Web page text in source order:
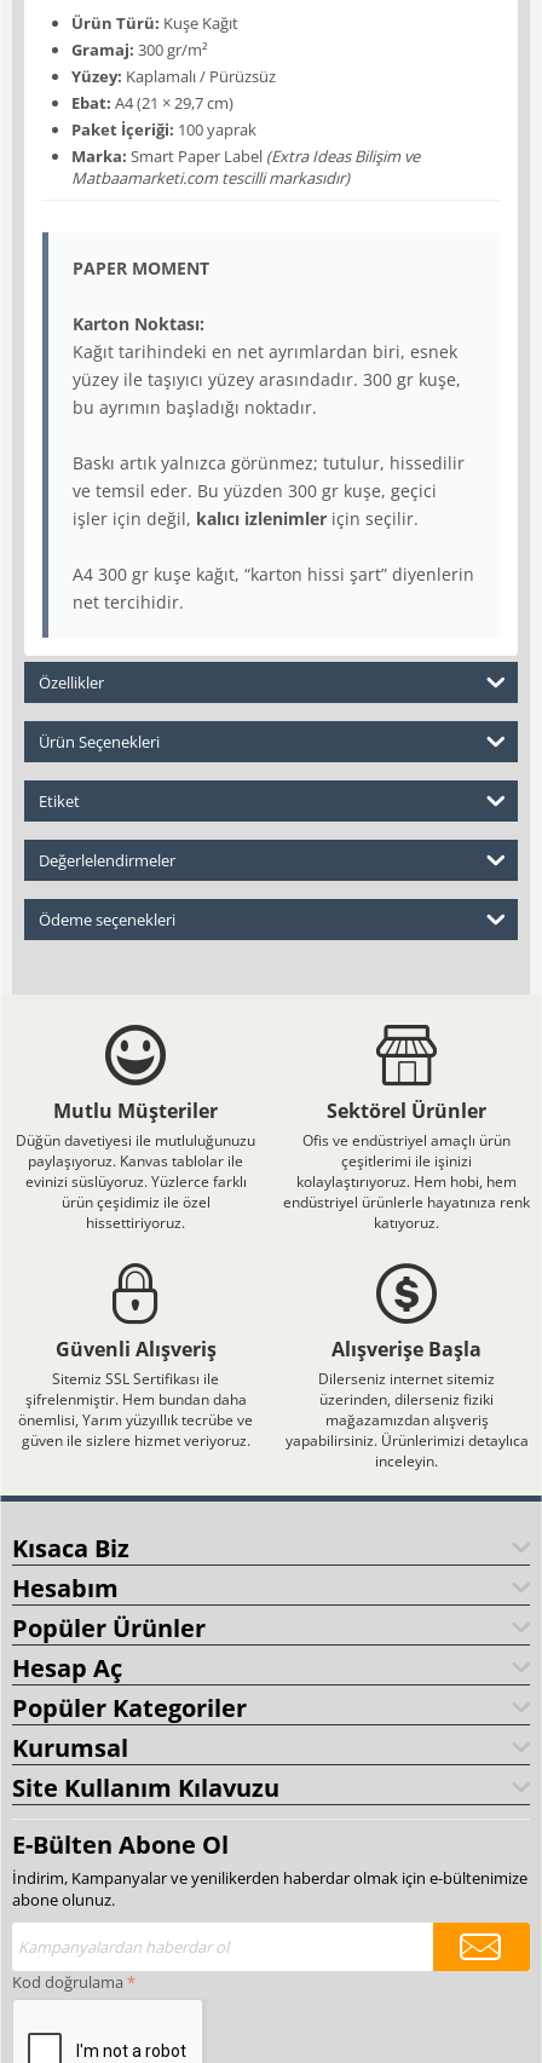
Ürün Türü: Kuşe Kağıt
Gramaj: 300 gr/m²
Yüzey: Kaplamalı / Pürüzsüz
Ebat: A4 (21 × 29,7 cm)
Paket İçeriği: 100 yaprak
Marka: Smart Paper Label (Extra Ideas Bilişim ve
Matbaamarketi.com tescilli markasıdır)
PAPER MOMENT
Karton Noktası:
Kağıt tarihindeki en net ayrımlardan biri, esnek
yüzey ile taşıyıcı yüzey arasındadır. 300 gr kuşe,
bu ayrımın başladığı noktadır.
Baskı artık yalnızca görünmez; tutulur, hissedilir
ve temsil eder. Bu yüzden 300 gr kuşe, geçici
işler için değil, kalıcı izlenimler için seçilir.
A4 300 gr kuşe kağıt, “karton hissi şart” diyenlerin
net tercihidir.
Özellikler
Ürün Seçenekleri
Etiket
Değerlelendirmeler
Ödeme seçenekleri
Mutlu Müşteriler
Düğün davetiyesi ile mutluluğunuzu
paylaşıyoruz. Kanvas tablolar ile
evinizi süslüyoruz. Yüzlerce farklı
ürün çeşidimiz ile özel
hissettiriyoruz.
Sektörel Ürünler
Ofis ve endüstriyel amaçlı ürün
çeşitlerimi ile işinizi
kolaylaştırıyoruz. Hem hobi, hem
endüstriyel ürünlerle hayatınıza renk
katıyoruz.
Güvenli Alışveriş
Sitemiz SSL Sertifikası ile
şifrelenmiştir. Hem bundan daha
önemlisi, Yarım yüzyıllık tecrübe ve
güven ile sizlere hizmet veriyoruz.
Alışverişe Başla
Dilerseniz internet sitemiz
üzerinden, dilerseniz fiziki
mağazamızdan alışveriş
yapabilirsiniz. Ürünlerimizi detaylıca
inceleyin.
Kısaca Biz
Hesabım
Popüler Ürünler
Hesap Aç
Popüler Kategoriler
Kurumsal
Site Kullanım Kılavuzu
E-Bülten Abone Ol
İndirim, Kampanyalar ve yenilikerden haberdar olmak için e-bültenimize
abone olunuz.
Kod doğrulama